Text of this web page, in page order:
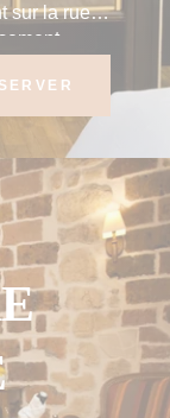
sur la rue